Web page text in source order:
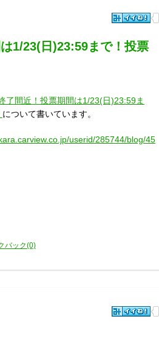
1/23(日)23:59まで！投票
了間近！投票期間は1/23(日)23:59ま
について書いています。
userid/285744/blog/45
バック(0)